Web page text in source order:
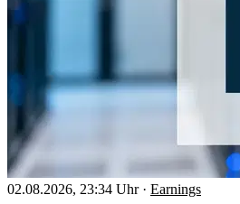
02.08.2026, 23:34 Uhr · Earnings